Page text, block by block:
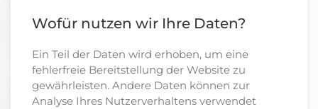
Wofür nutzen wir Ihre Daten?
Ein Teil der Daten wird erhoben, um eine
fehlerfreie Bereitstellung der Website zu
gewährleisten. Andere Daten können zur
Analyse Ihres Nutzerverhaltens verwendet